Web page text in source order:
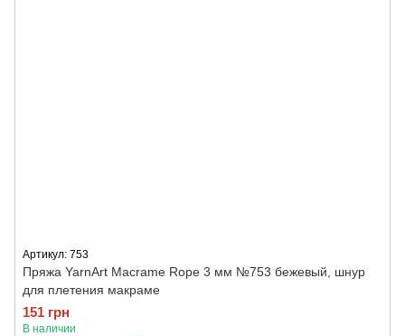
Артикул: 753
Пряжа YarnArt Macrame Rope 3 мм №753 бежевый, шнур
для плетения макраме
151 грн
В наличии